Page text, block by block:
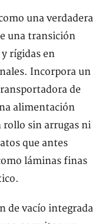
una verdadera
una transición
rígidas en
Incorpora un
de
alimentación
rollo sin arrugas ni
que antes
láminas finas
de vacío integrada